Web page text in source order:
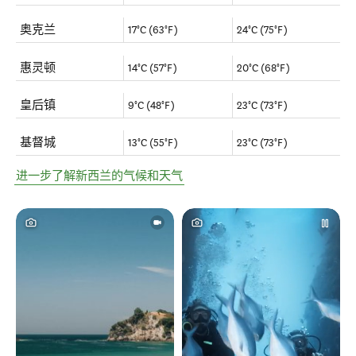
奥克兰 17°C (63°F) 24°C (75°F)
惠灵顿 14°C (57°F) 20°C (68°F)
皇后镇 9°C (48°F) 23°C (73°F)
基督城 13°C (55°F) 23°C (73°F)
进一步了解新西兰的气候和天气